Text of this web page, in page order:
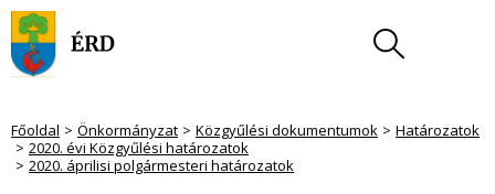
Főoldal Önkormányzat Közgyűlési dokumentumok
Határozatok
2020. évi Közgyűlési határozatok
2020. áprilisi polgármesteri határozatok